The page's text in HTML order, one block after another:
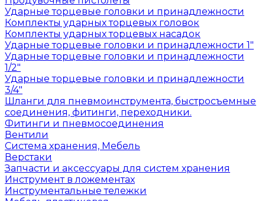
Ударные торцевые головки и принадлежности
Комплекты ударных торцевых головок
Комплекты ударных торцевых насадок
Ударные торцевые головки и принадлежности 1"
Ударные торцевые головки и принадлежности
1/2"
Ударные торцевые головки и принадлежности
3/4"
Шланги для пневмоинструмента, быстросъемные
соединения, фитинги, переходники.
Фитинги и пневмосоединения
Вентили
Система хранения, Мебель
Верстаки
Запчасти и аксессуары для систем хранения
Инструмент в ложементах
Инструментальные тележки